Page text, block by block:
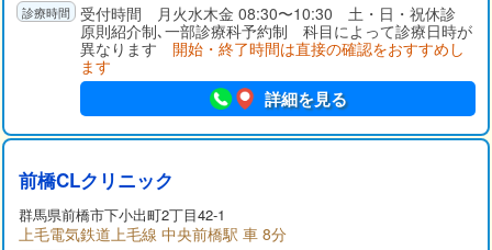
受付時間 月火水木金 08:30〜10:30 土・日・祝休診
原則紹介制､一部診療科予約制 科目によって診療日時が
異なります 開始・終了時間は直接の確認をおすすめし
ます
詳細を見る
前橋CLクリニック
群馬県前橋市下小出町2丁目42-1
上毛電気鉄道上毛線 中央前橋駅 車 8分